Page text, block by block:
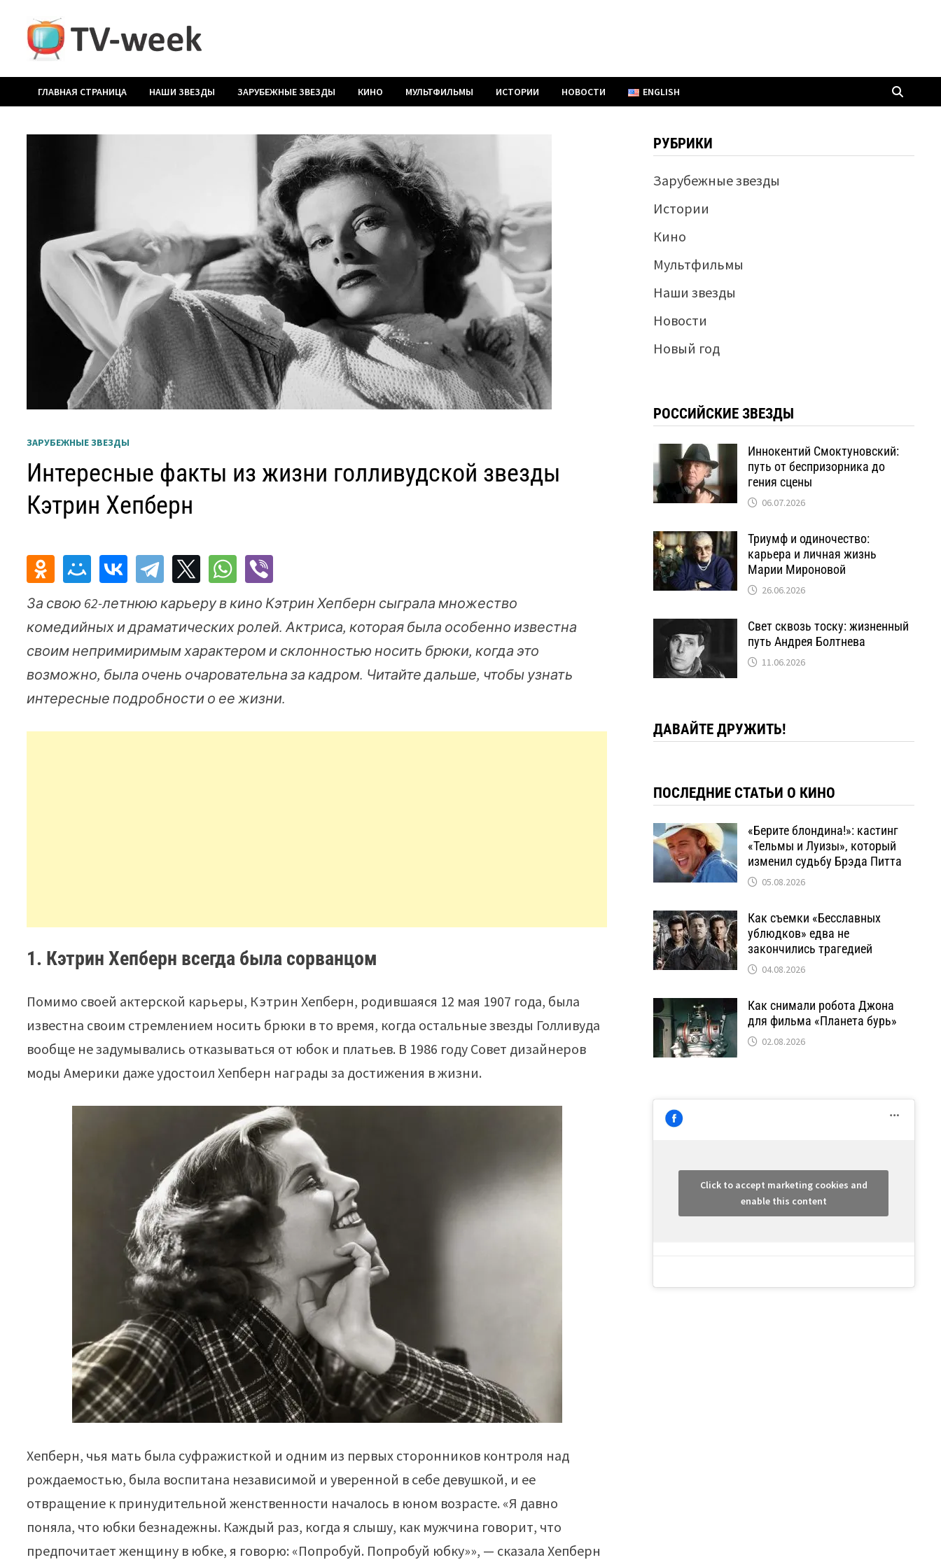
содержимому
ГЛАВНАЯ СТРАНИЦА НАШИ ЗВЕЗДЫ ЗАРУБЕЖНЫЕ ЗВЕЗДЫ КИНО МУЛЬТФИЛЬМЫ ИСТОРИИ НОВОСТИ ENGLISH
ЗАРУБЕЖНЫЕ ЗВЕЗДЫ
Интересные факты из жизни голливудской звезды
Кэтрин Хепберн
За свою 62-летнюю карьеру в кино Кэтрин Хепберн сыграла множество
комедийных и драматических ролей. Актриса, которая была особенно известна
своим непримиримым характером и склонностью носить брюки, когда это
возможно, была очень очаровательна за кадром. Читайте дальше, чтобы узнать
интересные подробности о ее жизни.
1. Кэтрин Хепберн всегда была сорванцом
Помимо своей актерской карьеры, Кэтрин Хепберн, родившаяся 12 мая 1907 года, была
известна своим стремлением носить брюки в то время, когда остальные звезды Голливуда
вообще не задумывались отказываться от юбок и платьев. В 1986 году Совет дизайнеров
моды Америки даже удостоил Хепберн награды за достижения в жизни.
Хепберн, чья мать была суфражисткой и одним из первых сторонников контроля над
рождаемостью, была воспитана независимой и уверенной в себе девушкой, и ее
отвращение к принудительной женственности началось в юном возрасте. «Я давно
поняла, что юбки безнадежны. Каждый раз, когда я слышу, как мужчина говорит, что
предпочитает женщину в юбке, я говорю: «Попробуй. Попробуй юбку»», — сказала Хепберн
РУБРИКИ
Зарубежные звезды
Истории
Кино
Мультфильмы
Наши звезды
Новости
Новый год
РОССИЙСКИЕ ЗВЕЗДЫ
Иннокентий Смоктуновский:
путь от беспризорника до
гения сцены
06.07.2026
Триумф и одиночество:
карьера и личная жизнь
Марии Мироновой
26.06.2026
Свет сквозь тоску: жизненный
путь Андрея Болтнева
11.06.2026
ДАВАЙТЕ ДРУЖИТЬ!
ПОСЛЕДНИЕ СТАТЬИ О КИНО
«Берите блондина!»: кастинг
«Тельмы и Луизы», который
изменил судьбу Брэда Питта
05.08.2026
Как съемки «Бесславных
ублюдков» едва не
закончились трагедией
04.08.2026
Как снимали робота Джона
для фильма «Планета бурь»
02.08.2026
Click to accept marketing cookies and
enable this content